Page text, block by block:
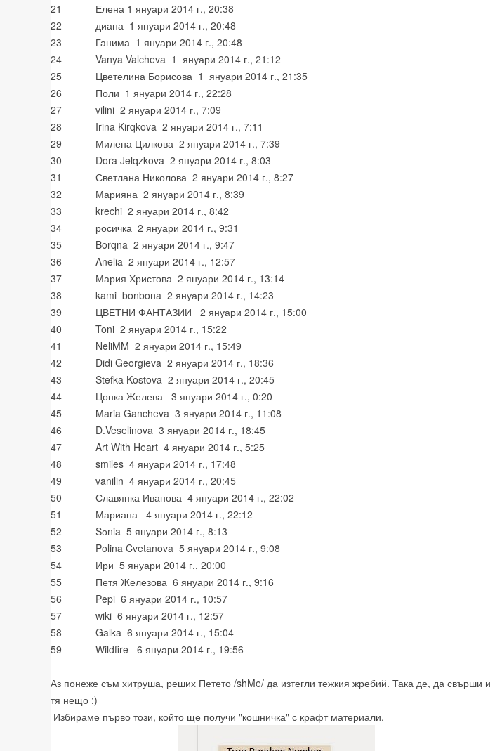
21
Елена 1 януари 2014 г., 20:38
22
диана 1 януари 2014 г., 20:48
23
Ганима 1 януари 2014 г., 20:48
24
Vanya Valcheva 1 януари 2014 г., 21:12
25
Цветелина Борисова 1 януари 2014 г., 21:35
26
Поли 1 януари 2014 г., 22:28
27
vilini 2 януари 2014 г., 7:09
28
Irina Kirqkova 2 януари 2014 г., 7:11
29
Милена Цилкова 2 януари 2014 г., 7:39
30
Dora Jelqzkova 2 януари 2014 г., 8:03
31
Светлана Николова 2 януари 2014 г., 8:27
32
Марияна 2 януари 2014 г., 8:39
33
krechi 2 януари 2014 г., 8:42
34
росичка 2 януари 2014 г., 9:31
35
Borqna 2 януари 2014 г., 9:47
36
Anelia 2 януари 2014 г., 12:57
37
Мария Христова 2 януари 2014 г., 13:14
38
kami_bonbona 2 януари 2014 г., 14:23
39
ЦВЕТНИ ФАНТАЗИИ 2 януари 2014 г., 15:00
40
Toni 2 януари 2014 г., 15:22
41
NeliMM 2 януари 2014 г., 15:49
42
Didi Georgieva 2 януари 2014 г., 18:36
43
Stefka Kostova 2 януари 2014 г., 20:45
44
Цонка Желева 3 януари 2014 г., 0:20
45
Maria Gancheva 3 януари 2014 г., 11:08
46
D.Veselinova 3 януари 2014 г., 18:45
47
Art With Heart 4 януари 2014 г., 5:25
48
smiles 4 януари 2014 г., 17:48
49
vanilin 4 януари 2014 г., 20:45
50
Славянка Иванова 4 януари 2014 г., 22:02
51
Мариана 4 януари 2014 г., 22:12
52
Sоnia 5 януари 2014 г., 8:13
53
Polina Cvetanova 5 януари 2014 г., 9:08
54
Ири 5 януари 2014 г., 20:00
55
Петя Железова 6 януари 2014 г., 9:16
56
Pepi 6 януари 2014 г., 10:57
57
wiki 6 януари 2014 г., 12:57
58
Galka 6 януари 2014 г., 15:04
59
Wildfire 6 януари 2014 г., 19:56
Аз понеже съм хитруша, реших Петето /shMe/ да изтегли тежкия жребий. Така де, да свърши и
тя нещо :)
Избираме първо този, който ще получи "кошничка" с крафт материали.